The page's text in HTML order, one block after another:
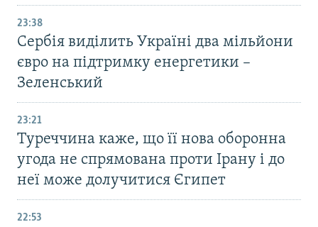
23:38
Сербія виділить Україні два мільйони
євро на підтримку енергетики –
Зеленський
23:21
Туреччина каже, що її нова оборонна
угода не спрямована проти Ірану і до
неї може долучитися Єгипет
22:53